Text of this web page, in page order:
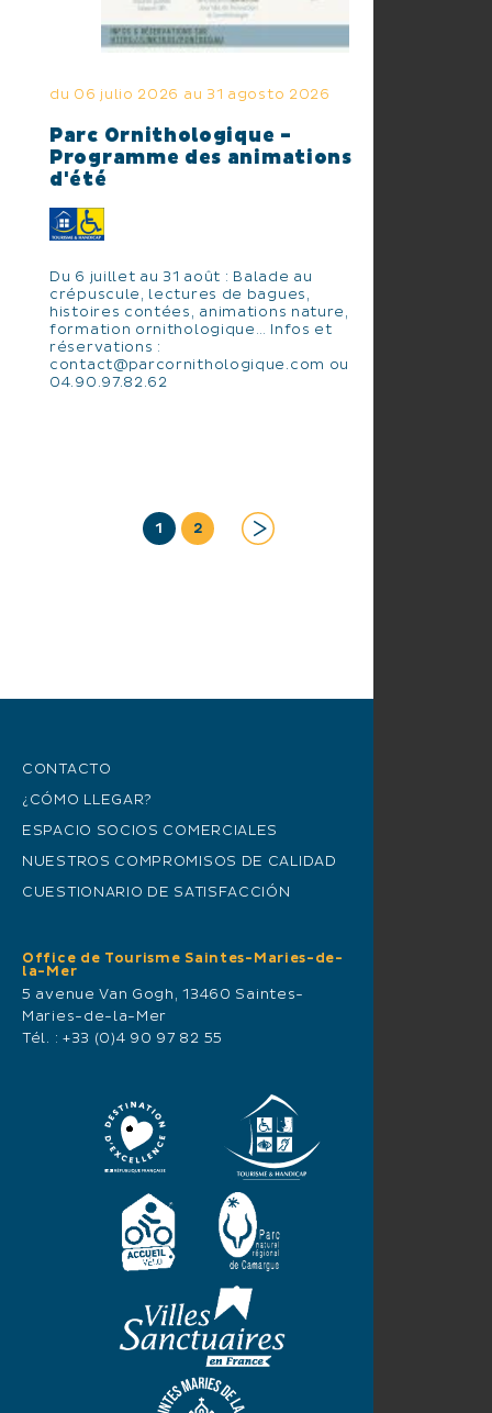
du 06 julio 2026 au 31 agosto 2026
Parc Ornithologique -
Programme des animations
d'été
Du 6 juillet au 31 août : Balade au
crépuscule, lectures de bagues,
histoires contées, animations nature,
formation ornithologique… Infos et
réservations :
contact@parcornithologique.com ou
04.90.97.82.62
1 2
CONTACTO
¿CÓMO LLEGAR?
ESPACIO SOCIOS COMERCIALES
NUESTROS COMPROMISOS DE CALIDAD
CUESTIONARIO DE SATISFACCIÓN
Office de Tourisme Saintes-Maries-de-
la-Mer
5 avenue Van Gogh, 13460 Saintes-
Maries-de-la-Mer
Tél. : +33 (0)4 90 97 82 55